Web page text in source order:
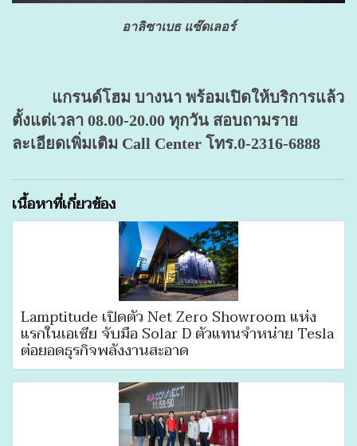
อาลิซาเบธ แซ๊ดเลอร์
แกรนด์โฮม บางนา พร้อมเปิดให้บริการแล้ว
ตั้งแต่เวลา 08.00-20.00 ทุกวัน สอบถามราย
ละเอียดเพิ่มเติม Call Center โทร.0-2316-6888
เนื้อหาที่เกี่ยวข้อง
Lamptitude เปิดตัว Net Zero Showroom แห่ง
แรกในเอเซีย จับมือ Solar D ตัวแทนจำหน่าย Tesla
ต่อยอดธุรกิจพลังงานสะอาด